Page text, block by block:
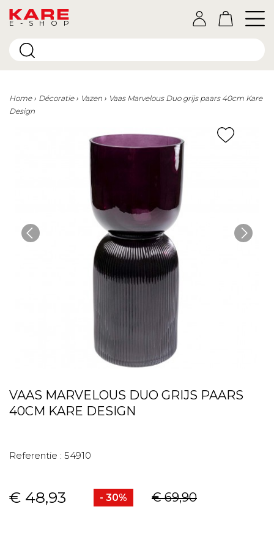
E-SHOP
Home Décoratie Vazen
Vaas Marvelous Duo grijs paars 40cm Kare
Design
VAAS MARVELOUS DUO GRIJS PAARS
40CM KARE DESIGN
Referentie : 54910
€ 48,93 - 30% € 69,90